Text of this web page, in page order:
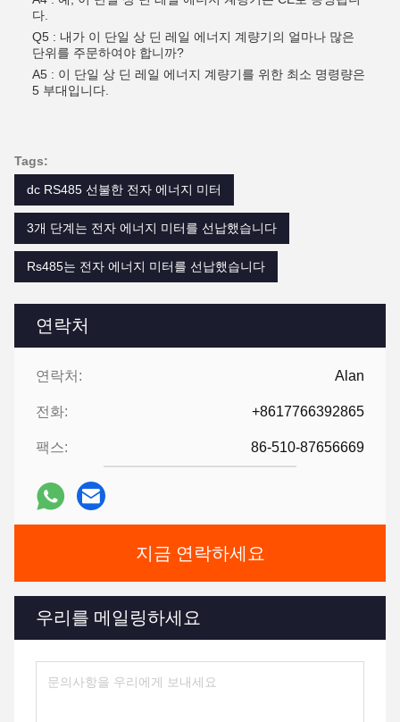
연락처
연락처: Alan
전화: +8617766392865
팩스: 86-510-87656669
지금 연락하세요
우리를 메일링하세요
다.
Q5 : 내가 이 단일 상 딘 레일 에너지 계량기의 얼마나 많은
단위를 주문하여야 합니까?
A5 : 이 단일 상 딘 레일 에너지 계량기를 위한 최소 명령량은
5 부대입니다.
Tags:
dc RS485 선불한 전자 에너지 미터
3개 단계는 전자 에너지 미터를 선납했습니다
Rs485는 전자 에너지 미터를 선납했습니다